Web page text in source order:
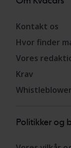
Kontakt os
Hvor finder
Vores
Krav
Politikker og